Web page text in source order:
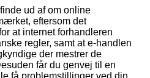
ud af om online
eftersom det
at internet forhandleren
regler, samt at e-handlen
der mestrer de
får du genvej til en
få problemstillinger ved din